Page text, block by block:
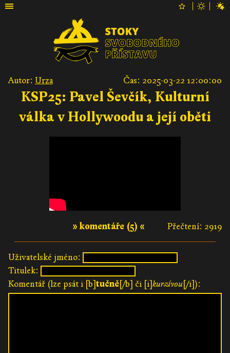
Autor: Urza Čas: 2025-03-22 12:00:00
KSP25: Pavel Ševčík, Kulturní
válka v Hollywoodu a její oběti
Přečtení: 2919
» komentáře (5) «
Uživatelské jméno:
Titulek:
Komentář (lze psát i [b]tučně[/b] či [i]kurzívou[/i]):